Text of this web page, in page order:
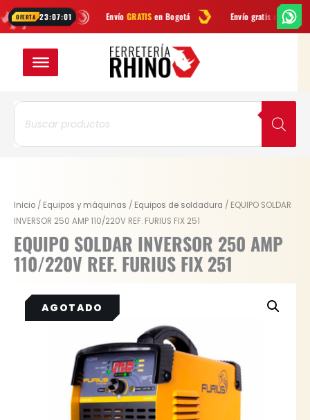
OFERTA 23:07:01EnvíoGRATISen Bogotá Envío gratis a todo Colombia
al
Búsqueda
productos
Inicio / Equipos y máquinas / Equipos de soldadura / EQUIPO SOLDAR
INVERSOR 250 AMP 110/220V REF. FURIUS FIX 251
EQUIPO SOLDAR INVERSOR 250 AMP
110/220V REF. FURIUS FIX 251
Original
price
was:
$ 889.000.
Current
price
is:
$ 715.645.